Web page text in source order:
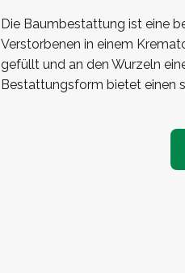
Die Baumbestattung ist eine
Verstorbenen in einem
gefüllt und an den Wurzeln
Bestattungsform bietet einen